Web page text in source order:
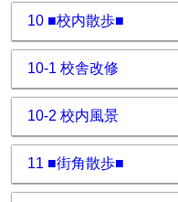
10 ■校内散歩■
10-1 校舎改修
10-2 校内風景
11 ■街角散歩■